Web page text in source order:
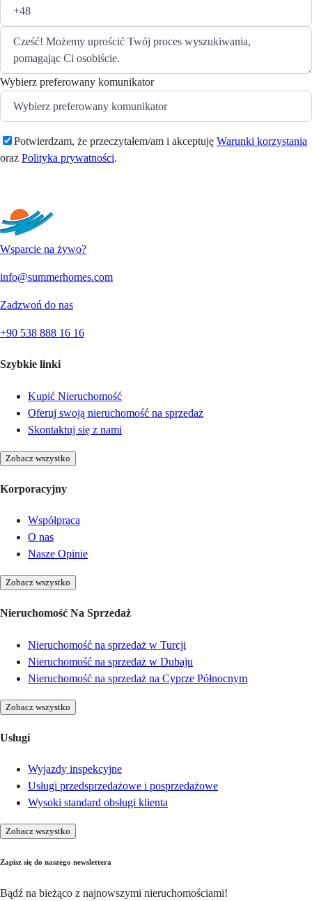
Wybierz preferowany komunikator
Potwierdzam, że przeczytałem/am i akceptuję Warunki korzystania
oraz Polityka prywatności.
Wsparcie na żywo?
info@summerhomes.com
Zadzwoń do nas
+90 538 888 16 16
Szybkie linki
Kupić Nieruchomość
Oferuj swoją nieruchomość na sprzedaż
Skontaktuj się z nami
Zobacz wszystko
Korporacyjny
Współpraca
O nas
Nasze Opinie
Zobacz wszystko
Nieruchomość Na Sprzedaż
Nieruchomość na sprzedaż w Turcji
Nieruchomość na sprzedaż w Dubaju
Nieruchomość na sprzedaż na Cyprze Północnym
Zobacz wszystko
Usługi
Wyjazdy inspekcyjne
Usługi przedsprzedażowe i posprzedażowe
Wysoki standard obsługi klienta
Zobacz wszystko
Zapisz się do naszego newslettera
Bądź na bieżąco z najnowszymi nieruchomościami!